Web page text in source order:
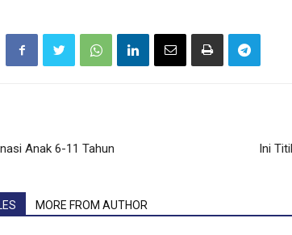
Anak 6-11 Tahun Ini
MORE FROM AUTHOR